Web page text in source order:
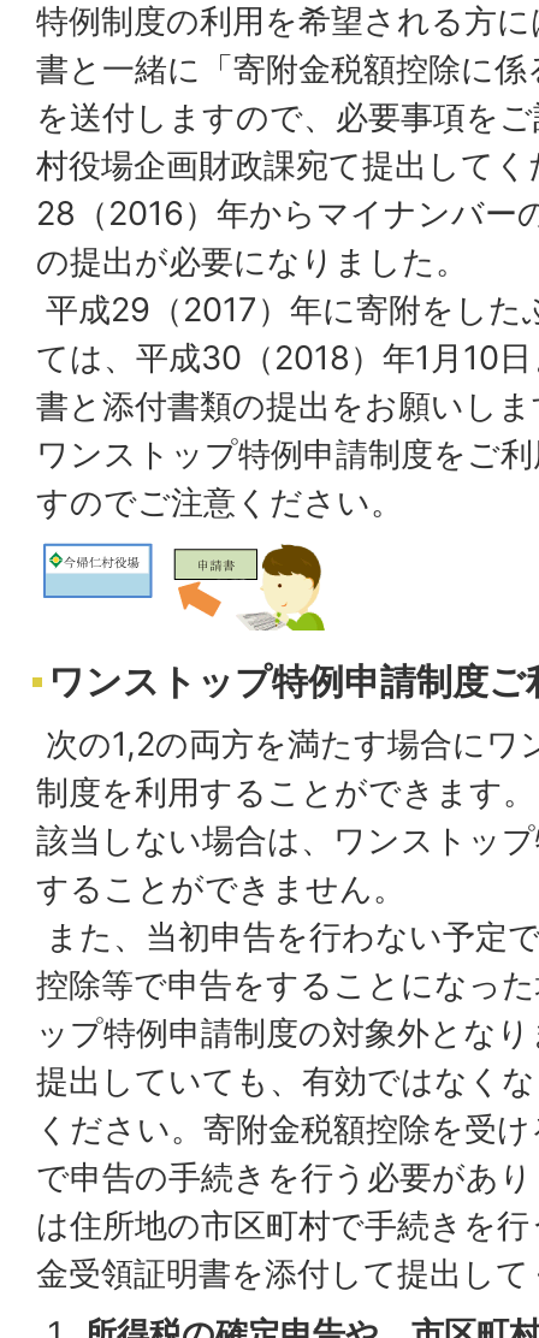
特例制度の利用を希望される方
書と一緒に「寄附金税額控除に
を送付しますので、必要事項を
村役場企画財政課宛て提出して
28（2016）年からマイナンバー
の提出が必要になりました。
平成29（2017）年に寄附をした
ては、平成30（2018）年1月10
書と添付書類の提出をお願いし
ワンストップ特例申請制度をご
すのでご注意ください。
ワンストップ特例申請制度ご
次の1,2の両方を満たす場合にワ
制度を利用することができます
該当しない場合は、ワンストッ
することができません。
また、当初申告を行わない予定
控除等で申告をすることになっ
ップ特例申請制度の対象外とな
提出していても、有効ではなく
ください。寄附金税額控除を受
で申告の手続きを行う必要があ
は住所地の市区町村で手続きを
金受領証明書を添付して提出し